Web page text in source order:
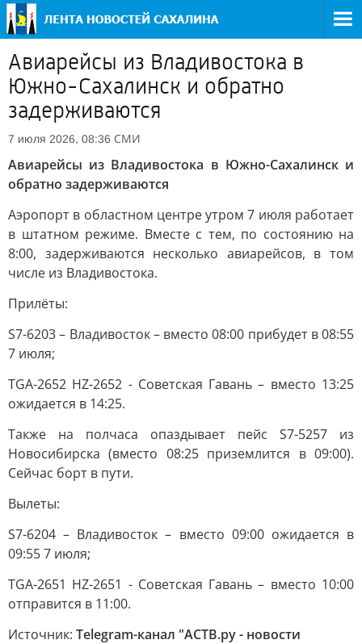
Авиарейсы из Владивостока в
Южно-Сахалинск и обратно
задерживаются
7 июля 2026, 08:36 СМИ
Авиарейсы из Владивостока в Южно-Сахалинск и
обратно задерживаются
Аэропорт в областном центре утром 7 июля работает
в штатном режиме. Вместе с тем, по состоянию на
8:00, задерживаются несколько авиарейсов, в том
числе из Владивостока.
Прилёты:
S7-6203 – Владивосток – вместо 08:00 прибудет в 08:55
7 июля;
TGA-2652 HZ-2652 - Советская Гавань – вместо 13:25
ожидается в 14:25.
Также на полчаса опаздывает пейс S7-5257 из
Новосибирска (вместо 08:25 приземлится в 09:00).
Сейчас борт в пути.
Вылеты:
S7-6204 – Владивосток – вместо 09:00 ожидается в
09:55 7 июля;
TGA-2651 HZ-2651 - Советская Гавань – вместо 10:00
отправится в 11:00.
Источник: Telegram-канал "АСТВ.ру - новости